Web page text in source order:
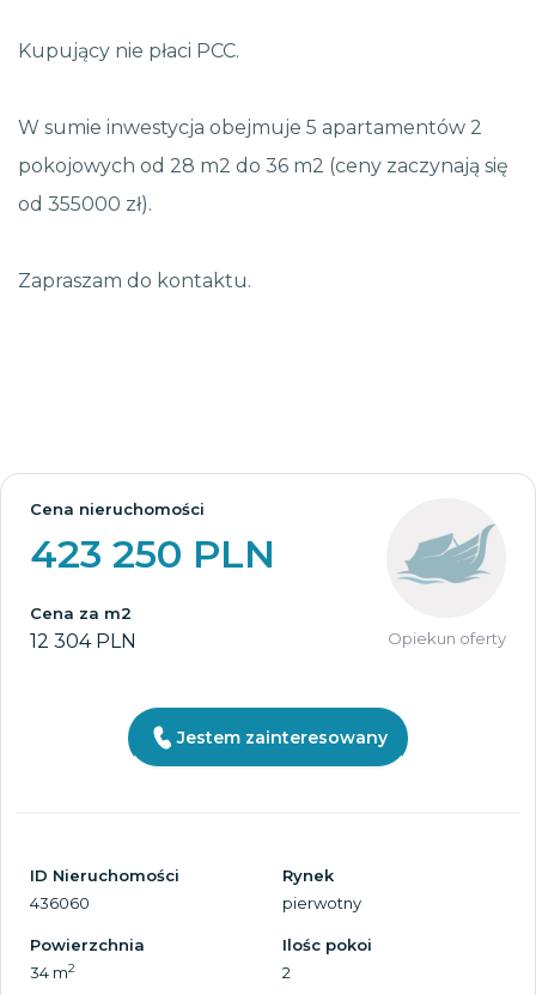
Kupujący nie płaci PCC.
W sumie inwestycja obejmuje 5 apartamentów 2
pokojowych od 28 m2 do 36 m2 (ceny zaczynają się
od 355000 zł).
Zapraszam do kontaktu.
Cena nieruchomości
423 250 PLN
Cena za m2
12 304 PLN Opiekun oferty
Jestem zainteresowany
ID Nieruchomości
436060
Rynek
pierwotny
Powierzchnia
34 m2
Ilośc pokoi
2